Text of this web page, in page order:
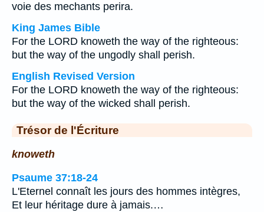
voie des mechants perira.
King James Bible
For the LORD knoweth the way of the righteous:
but the way of the ungodly shall perish.
English Revised Version
For the LORD knoweth the way of the righteous:
but the way of the wicked shall perish.
Trésor de l'Écriture
knoweth
Psaume 37:18-24
L'Eternel connaît les jours des hommes intègres,
Et leur héritage dure à jamais.…